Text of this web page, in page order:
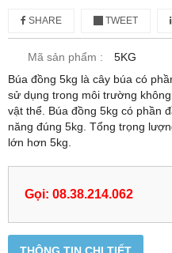
SHARE TWEET
Mã sản phẩm :
5KG
Búa đồng 5kg là cây búa có
sử dụng trong môi trường
vật thể. Búa đồng 5kg có phần
năng đúng 5kg. Tổng trọng
lớn hơn 5kg.
Gọi: 08.38.214.062